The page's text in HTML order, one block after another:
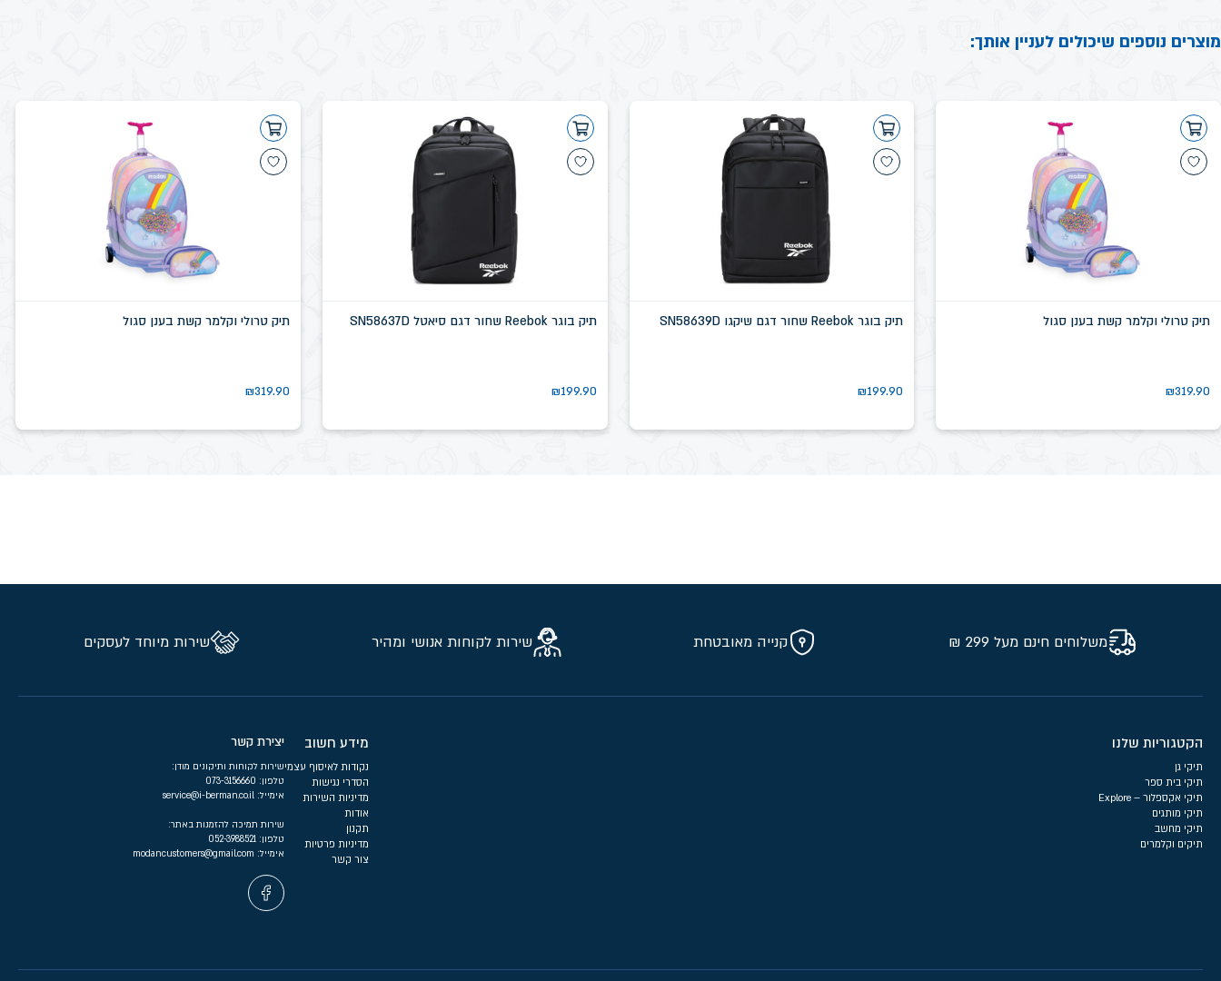
מוצרים נוספים שיכולים לעניין אותך:
תיק טרולי וקלמר קשת בענן סגול
₪319.90
תיק בוגר Reebok שחור דגם שיקגו SN58639D
₪199.90
תיק בוגר Reebok שחור דגם סיאטל SN58637D
₪199.90
תיק טרולי וקלמר קשת בענן סגול
₪319.90
משלוחים חינם מעל 299 ₪ קנייה מאובטחת שירות לקוחות אנושי ומהיר שירות מיוחד לעסקים
הקטגוריות שלנו
תיקי גן
תיקי בית ספר
תיקי אקספלור – Explore
תיקי מותגים
תיקי מחשב
תיקים וקלמרים
מידע חשוב
נקודות לאיסוף עצמי
הסדרי נגישות
מדיניות השירות
אודות
תקנון
מדיניות פרטיות
צור קשר
יצירת קשר
שירות לקוחות ותיקונים מודן:
טלפון:
אימייל:
שירות תמיכה להזמנות באתר:
טלפון:
אימייל: